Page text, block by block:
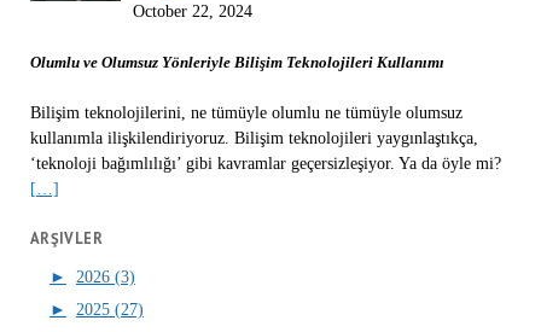
October 22, 2024
Olumlu ve Olumsuz Yönleriyle Bilişim Teknolojileri Kullanımı
Bilişim teknolojilerini, ne tümüyle olumlu ne tümüyle olumsuz
kullanımla ilişkilendiriyoruz. Bilişim teknolojileri yaygınlaştıkça,
‘teknoloji bağımlılığı’ gibi kavramlar geçersizleşiyor. Ya da öyle mi?
[…]
ARŞIVLER
►
2026 (3)
►
2025 (27)